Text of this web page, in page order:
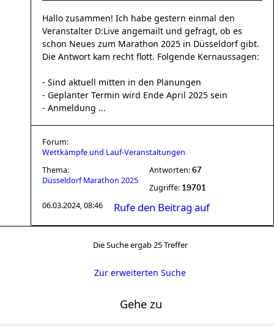
Hallo zusammen! Ich habe gestern einmal den
Veranstalter D:Live angemailt und gefragt, ob es
schon Neues zum Marathon 2025 in Düsseldorf gibt.
Die Antwort kam recht flott. Folgende Kernaussagen:
- Sind aktuell mitten in den Planungen
- Geplanter Termin wird Ende April 2025 sein
- Anmeldung ...
Forum:
Wettkämpfe und Lauf-Veranstaltungen
Thema:
Düsseldorf Marathon 2025
Antworten: 67
Zugriffe: 19701
06.03.2024, 08:46 Rufe den Beitrag auf
Die Suche ergab 25 Treffer
Zur erweiterten Suche
Gehe zu